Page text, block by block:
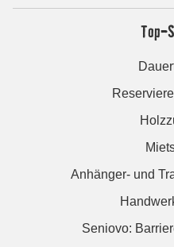
Top-
Anhänger- und
Seniovo: